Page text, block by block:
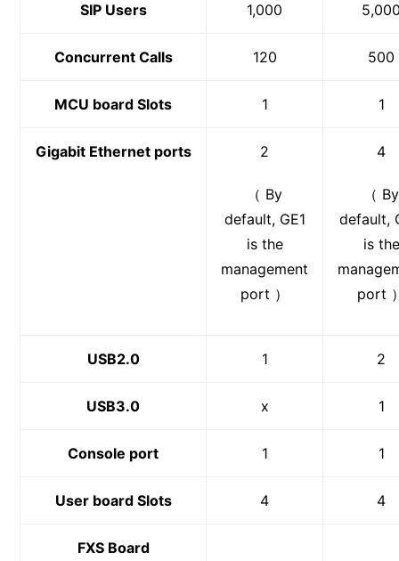
SIP Users 1,000
Concurrent Calls 120 500
MCU board Slots 1 1
Gigabit Ethernet ports 2
（ By
default, GE1
is the
management
port ）
4
（ By
default,
is the
port
USB2.0 1 2
USB3.0 x 1
Console port 1 1
User board Slots 4 4
FXS Board